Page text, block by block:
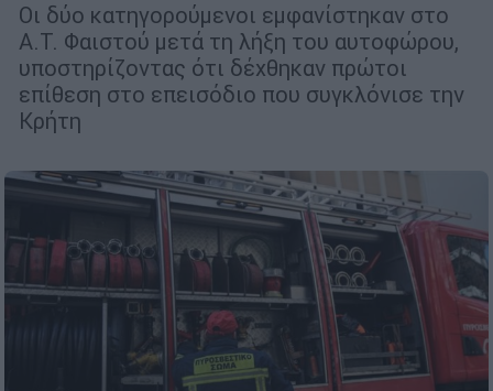
Οι δύο κατηγορούμενοι εμφανίστηκαν στο
Α.Τ. Φαιστού μετά τη λήξη του αυτοφώρου,
υποστηρίζοντας ότι δέχθηκαν πρώτοι
επίθεση στο επεισόδιο που συγκλόνισε την
Κρήτη